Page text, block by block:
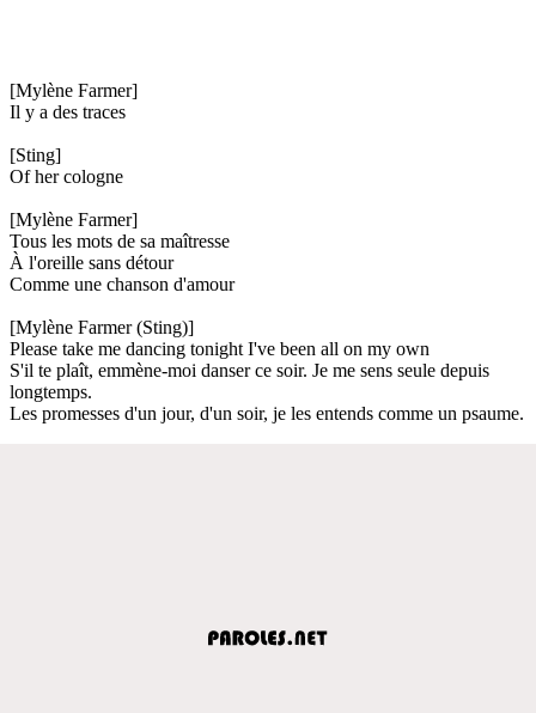
[Mylène Farmer]
Il y a des traces
[Sting]
Of her cologne
[Mylène Farmer]
Tous les mots de sa maîtresse
À l'oreille sans détour
Comme une chanson d'amour
[Mylène Farmer (Sting)]
Please take me dancing tonight I've been all on my own
S'il te plaît, emmène-moi danser ce soir. Je me sens seule depuis
longtemps.
Les promesses d'un jour, d'un soir, je les entends comme un psaume.